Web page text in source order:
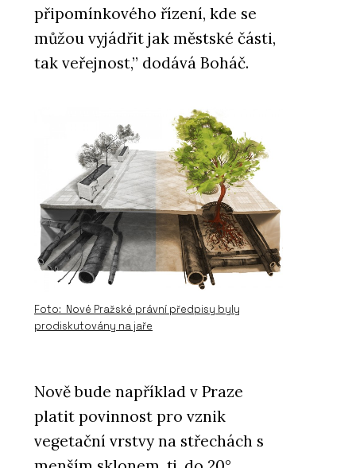
připomínkového řízení, kde se
můžou vyjádřit jak městské části,
tak veřejnost,” dodává Boháč.
Foto: Nové Pražské právní předpisy byly
prodiskutovány na jaře
Nově bude například v Praze
platit povinnost pro vznik
vegetační vrstvy na střechách s